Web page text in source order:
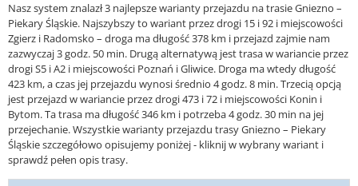
Nasz system znalazł 3 najlepsze warianty przejazdu na trasie Gniezno –
Piekary Śląskie. Najszybszy to wariant przez drogi 15 i 92 i miejscowości
Zgierz i Radomsko – droga ma długość 378 km i przejazd zajmie nam
zazwyczaj 3 godz. 50 min. Drugą alternatywą jest trasa w wariancie przez
drogi S5 i A2 i miejscowości Poznań i Gliwice. Droga ma wtedy długość
423 km, a czas jej przejazdu wynosi średnio 4 godz. 8 min. Trzecią opcją
jest przejazd w wariancie przez drogi 473 i 72 i miejscowości Konin i
Bytom. Ta trasa ma długość 346 km i potrzeba 4 godz. 30 min na jej
przejechanie. Wszystkie warianty przejazdu trasy Gniezno – Piekary
Śląskie szczegółowo opisujemy poniżej - kliknij w wybrany wariant i
sprawdź pełen opis trasy.